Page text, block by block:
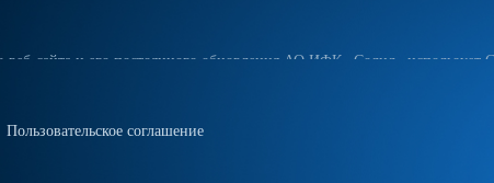
сайта и его постоянного обновления АО ИФК «Солид» использует
которые сохраняются на жестком диске вашего устройства. Они
Пользовательское соглашение